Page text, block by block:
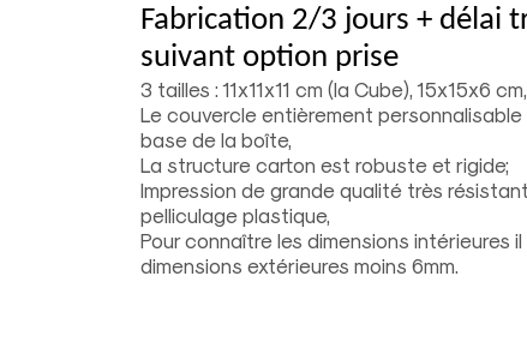
Fabrication 2/3 jours + délai
suivant option prise
3 tailles : 11x11x11 cm (la Cube), 15x15x6
Le couvercle entièrement personnalisable
base de la boîte,
La structure carton est robuste et rigide;
Impression de grande qualité très
pelliculage plastique,
Pour connaître les dimensions intérieures
dimensions extérieures moins 6mm.